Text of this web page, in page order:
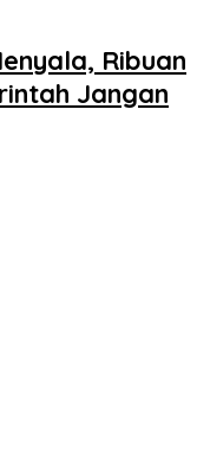
Ribuan
Jangan